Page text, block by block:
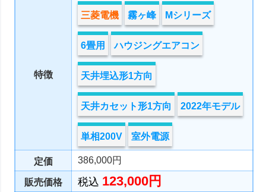
特徴
三菱電機 霧ヶ峰 Mシリーズ
6畳用 ハウジングエアコン
天井埋込形1方向
天井カセット形1方向 2022年モデル
単相200V 室外電源
定価 386,000円
販売価格 税込 123,000円